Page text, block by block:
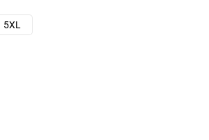
5XL